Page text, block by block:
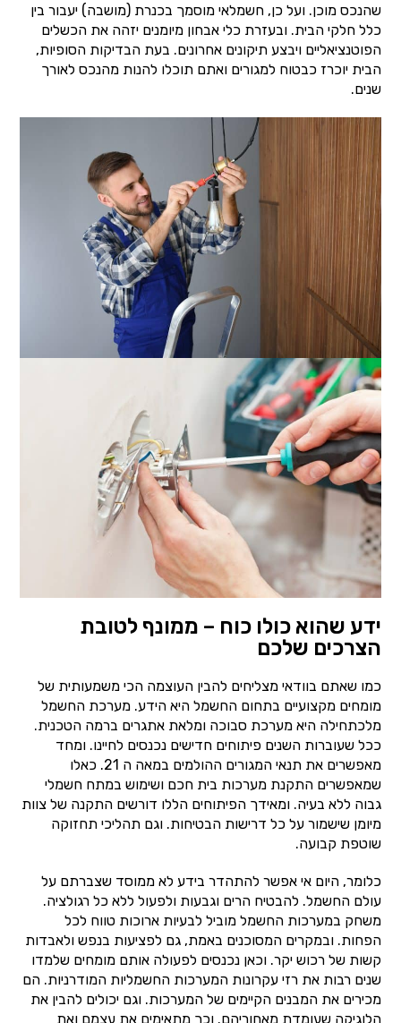
שהנכס מוכן. ועל כן, חשמלאי מוסמך בכנרת (מושבה) יעבור בין
כלל חלקי הבית. ובעזרת כלי אבחון מיומנים יזהה את הכשלים
הפוטנציאליים ויבצע תיקונים אחרונים. בעת הבדיקות הסופיות,
הבית יוכרז כבטוח למגורים ואתם תוכלו להנות מהנכס לאורך
שנים.
ידע שהוא כולו כוח – ממונף לטובת
הצרכים שלכם
כמו שאתם בוודאי מצליחים להבין העוצמה הכי משמעותית של
מומחים מקצועיים בתחום החשמל היא הידע. מערכת החשמל
מלכתחילה היא מערכת סבוכה ומלאת אתגרים ברמה הטכנית.
ככל שעוברות השנים פיתוחים חדישים נכנסים לחיינו. ומחד
מאפשרים את תנאי המגורים ההולמים במאה ה 21. כאלו
שמאפשרים התקנת מערכות בית חכם ושימוש במתח חשמלי
גבוה ללא בעיה. ומאידך הפיתוחים הללו דורשים התקנה של צוות
מיומן שישמור על כל דרישות הבטיחות. וגם תהליכי תחזוקה
שוטפת קבועה.
כלומר, היום אי אפשר להתהדר בידע לא ממוסד שצברתם על
עולם החשמל. להבטיח הרים וגבעות ולפעול ללא כל רגולציה.
משחק במערכות החשמל מוביל לבעיות ארוכות טווח לכל
הפחות. ובמקרים המסוכנים באמת, גם לפציעות בנפש ולאבדות
קשות של רכוש יקר. וכאן נכנסים לפעולה אותם מומחים שלמדו
שנים רבות את רזי עקרונות המערכות החשמליות המודרניות. הם
מכירים את המבנים הקיימים של המערכות. וגם יכולים להבין את
הלוגיקה שעומדת מאחוריהם. וכך מתאימים את עצמם ואת